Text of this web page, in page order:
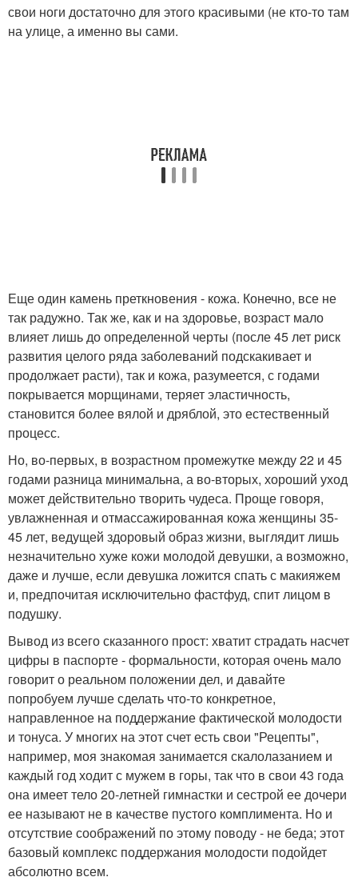
свои ноги достаточно для этого красивыми (не кто-то там
на улице, а именно вы сами.
Еще один камень преткновения - кожа. Конечно, все не
так радужно. Так же, как и на здоровье, возраст мало
влияет лишь до определенной черты (после 45 лет риск
развития целого ряда заболеваний подскакивает и
продолжает расти), так и кожа, разумеется, с годами
покрывается морщинами, теряет эластичность,
становится более вялой и дряблой, это естественный
процесс.
Но, во-первых, в возрастном промежутке между 22 и 45
годами разница минимальна, а во-вторых, хороший уход
может действительно творить чудеса. Проще говоря,
увлажненная и отмассажированная кожа женщины 35-
45 лет, ведущей здоровый образ жизни, выглядит лишь
незначительно хуже кожи молодой девушки, а возможно,
даже и лучше, если девушка ложится спать с макияжем
и, предпочитая исключительно фастфуд, спит лицом в
подушку.
Вывод из всего сказанного прост: хватит страдать насчет
цифры в паспорте - формальности, которая очень мало
говорит о реальном положении дел, и давайте
попробуем лучше сделать что-то конкретное,
направленное на поддержание фактической молодости
и тонуса. У многих на этот счет есть свои "Рецепты",
например, моя знакомая занимается скалолазанием и
каждый год ходит с мужем в горы, так что в свои 43 года
она имеет тело 20-летней гимнастки и сестрой ее дочери
ее называют не в качестве пустого комплимента. Но и
отсутствие соображений по этому поводу - не беда; этот
базовый комплекс поддержания молодости подойдет
абсолютно всем.